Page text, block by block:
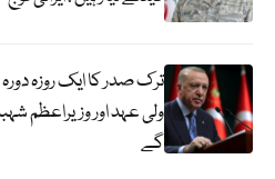
ترک صدر کا ایک روزہ
ولی عہد اور وزیراعظم
گے